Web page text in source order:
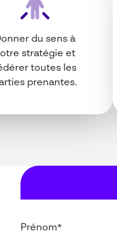
du sens à
stratégie et
toutes les
prenantes.
Prénom*